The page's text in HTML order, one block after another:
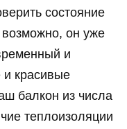
состояние
возможно, он уже
и
и красивые
балкон из числа
теплоизоляции